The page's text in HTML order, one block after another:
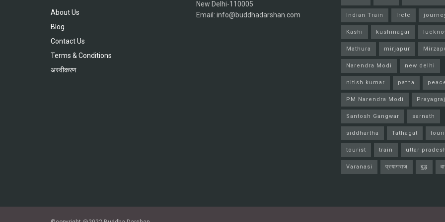
About Us
Blog
Contact Us
Terms & Conditions
अस्वीकरण
New Delhi-110005
Email: info@buddhadarshan.com
Indian Train Irctc
Kashi kushinagar
Mathura mirjapur
Narendra Modi new delhi
nitish kumar patna
PM Narendra Modi Prayagraj
Santosh Gangwar sarnath
siddhartha Tathagat
tourist train uttar
Varanasi प्रयागराज बुद्ध